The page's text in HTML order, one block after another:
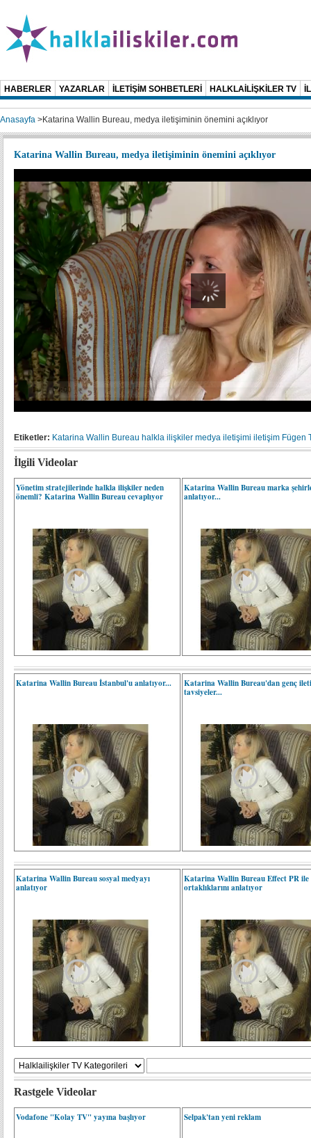
HABERLER YAZARLAR İLETİŞİM SOHBETLERİ HALKLAİLİŞKİLER TV
Anasayfa >Katarina Wallin Bureau, medya iletişiminin önemini açıklıyor
Katarina Wallin Bureau, medya iletişiminin önemini açıklıyor
Etiketler: Katarina Wallin Bureau halkla ilişkiler medya iletişimi iletişim Fügen
İlgili Videolar
Yönetim stratejilerinde halkla ilişkiler neden
önemli? Katarina Wallin Bureau cevaplıyor
Katarina Wallin Bureau marka
anlatıyor...
Katarina Wallin Bureau İstanbul'u anlatıyor...
Katarina Wallin Bureau'dan genç
tavsiyeler...
Katarina Wallin Bureau sosyal medyayı
anlatıyor
Katarina Wallin Bureau Effect PR ile
ortaklıklarını anlatıyor
Rastgele Videolar
Vodafone "Kolay TV" yayına başlıyor Selpak'tan yeni reklam